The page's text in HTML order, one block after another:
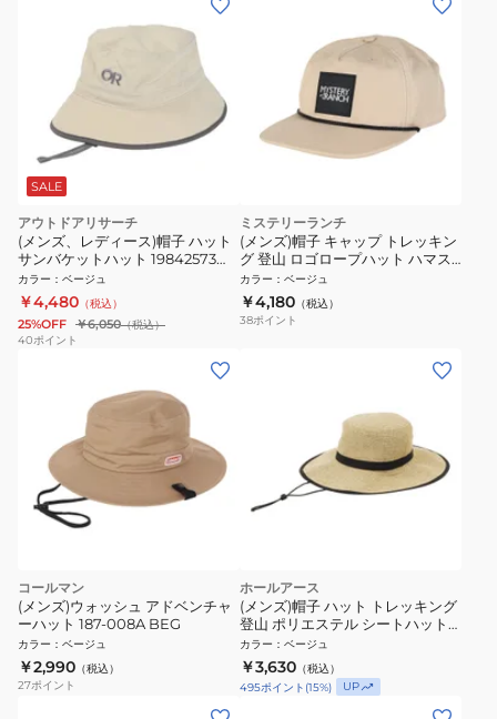
SALE
アウトドアリサーチ
(メンズ、レディース)帽子 ハット
サンバケットハット 19842573
SAND ベージュ UV
カラー ： ベージュ
￥4,480 （税込）
25%OFF ￥6,050（税込）
40ポイント
ミステリーランチ
(メンズ)帽子 キャップ トレッキン
グ 登山 ロゴロープハット ハマス
19761680030000
カラー ： ベージュ
￥4,180 （税込）
38ポイント
コールマン
(メンズ)ウォッシュ アドベンチャ
ーハット 187-008A BEG
カラー ： ベージュ
￥2,990 （税込）
27ポイント
ホールアース
(メンズ)帽子 ハット トレッキング
登山 ポリエステル シートハット
WE2VDZ83 BEG
カラー ： ベージュ
￥3,630 （税込）
495ポイント (15%) UP